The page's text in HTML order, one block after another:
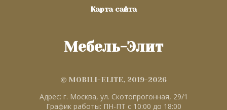
Карта сайта
Мебель-Элит
© MOBILI-ELITE, 2019-2026
Адрес: г. Москва, ул. Скотопрогонная, 29/1
График работы: ПН-ПТ с 10:00 до 18:00